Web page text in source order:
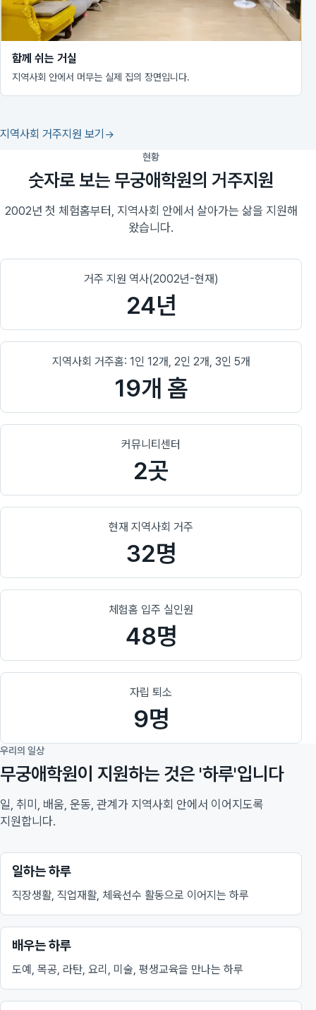
함께 쉬는 거실
지역사회 안에서 머무는 실제 집의 장면입니다.
지역사회 거주지원 보기
현황
숫자로 보는 무궁애학원의 거주지원
2002년 첫 체험홈부터, 지역사회 안에서 살아가는 삶을 지원해
왔습니다.
거주 지원 역사(2002년-현재)
24년
지역사회 거주홈: 1인 12개, 2인 2개, 3인 5개
19개 홈
커뮤니티센터
2곳
현재 지역사회 거주
32명
체험홈 입주 실인원
48명
자립 퇴소
9명
우리의 일상
무궁애학원이 지원하는 것은 '하루'입니다
일, 취미, 배움, 운동, 관계가 지역사회 안에서 이어지도록
지원합니다.
일하는 하루
직장생활, 직업재활, 체육선수 활동으로 이어지는 하루
배우는 하루
도예, 목공, 라탄, 요리, 미술, 평생교육을 만나는 하루